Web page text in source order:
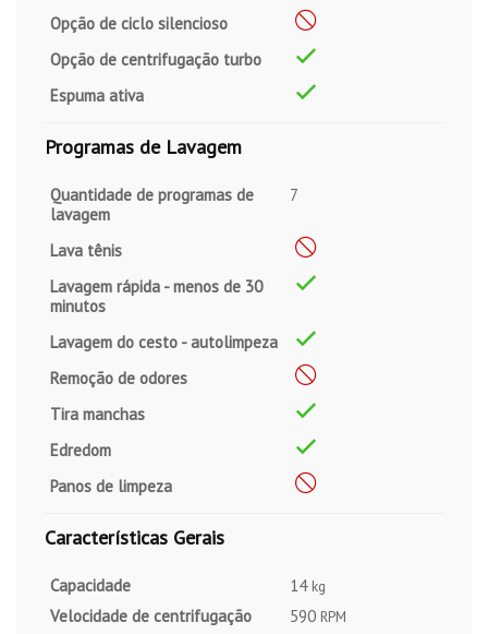
Opção de ciclo silencioso
Opção de centrifugação turbo
Espuma ativa
Programas de Lavagem
Quantidade de programas de
lavagem
7
Lava tênis
Lavagem rápida - menos de 30
minutos
Lavagem do cesto - autolimpeza
Remoção de odores
Tira manchas
Edredom
Panos de limpeza
Características Gerais
Capacidade 14 kg
Velocidade de centrifugação 590 RPM